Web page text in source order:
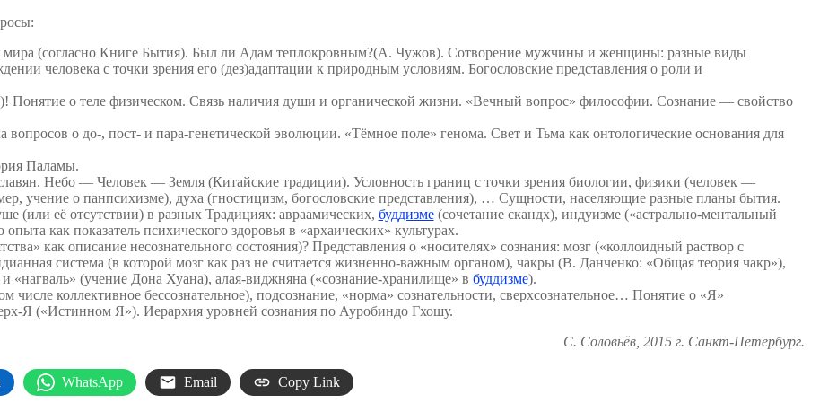
мира (согласно Книге Бытия). Был ли Адам теплокровным?(А. Чужов). Сотворение мужчины и женщины: разные виды
человека с точки зрения его (дез)адаптации к природным условиям. Богословские представления о роли и
Понятие о теле физическом. Связь наличия души и органической жизни. «Вечный вопрос» философии. Сознание — свойство
о до-, пост- и пара-генетической эволюции. «Тёмное поле» генома. Свет и Тьма как онтологические основания для
Паламы.
Небо — Человек — Земля (Китайские традиции). Условность границ с точки зрения биологии, физики (человек —
учение о панпсихизме), духа (гностицизм, богословские представления), … Сущности, населяющие разные планы бытия.
(или её отсутствии) в разных Традициях: авраамических, буддизме(сочетание скандх), индуизме («астрально-ментальный
как показатель психического здоровья в «архаических» культурах.
как описание несознательного состояния)? Представления о «носителях» сознания: мозг («коллоидный раствор с
система (в которой мозг как раз не считается жизненно-важным органом), чакры (В. Данченко: «Общая теория чакр»),
«нагваль» (учение Дона Хуана), алая-виджняна («сознание-хранилище» в буддизме).
числе коллективное бессознательное), подсознание, «норма» сознательности, сверхсознательное… Понятие о «Я»
Я («Истинном Я»). Иерархия уровней сознания по Ауробиндо Гхошу.
С. Соловьёв, 2015 г. Санкт-Петербург.
WhatsApp Email Copy Link